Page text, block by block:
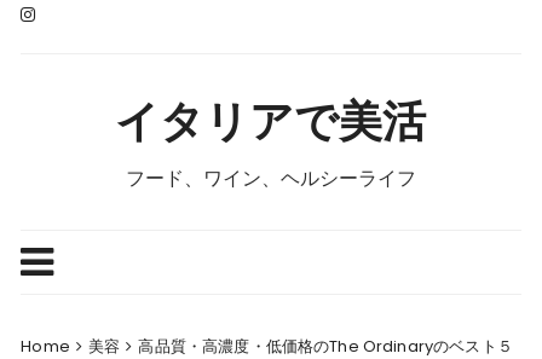
Skip
イタリアで美活
フード、ワイン、ヘルシーライフ
Home 美容 高品質・高濃度・低価格のThe Ordinaryのベスト５